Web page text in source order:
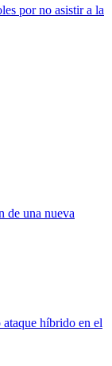
por no asistir a la
de una nueva
híbrido en el